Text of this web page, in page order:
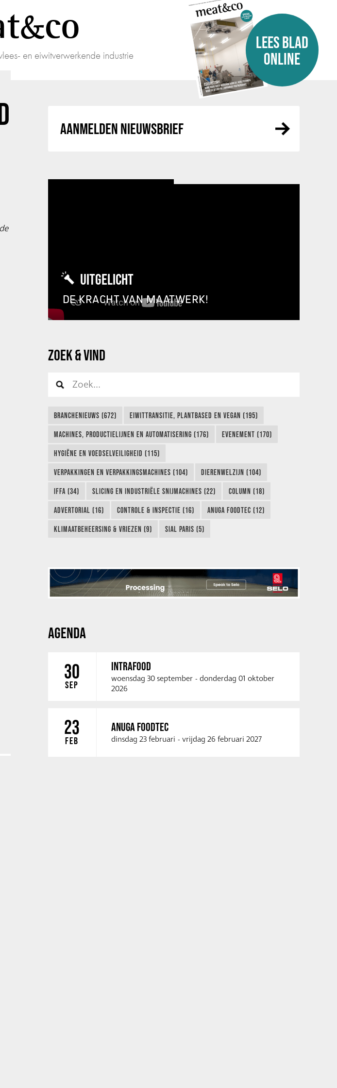
co
en eiwitverwerkende industrie
LEES BLAD
ONLINE
AANMELDEN NIEUWSBRIEF
UITGELICHT
DE KRACHT VAN MAATWERK!
ZOEK & VIND
BRANCHENIEUWS (672) EIWITTRANSITIE, PLANTBASED EN VEGAN (195)
MACHINES, PRODUCTIELIJNEN EN AUTOMATISERING (176) EVENEMENT (170)
HYGIËNE EN VOEDSELVEILIGHEID (115)
VERPAKKINGEN EN VERPAKKINGSMACHINES (104) DIERENWELZIJN (104)
IFFA (34) SLICING EN INDUSTRIËLE SNIJMACHINES (22) COLUMN (18)
ADVERTORIAL (16) CONTROLE & INSPECTIE (16) ANUGA FOODTEC (12)
KLIMAATBEHEERSING & VRIEZEN (9) SIAL PARIS (5)
AGENDA
30
SEP
INTRAFOOD
woensdag 30 september - donderdag 01 oktober
2026
23
FEB
ANUGA FOODTEC
dinsdag 23 februari - vrijdag 26 februari 2027